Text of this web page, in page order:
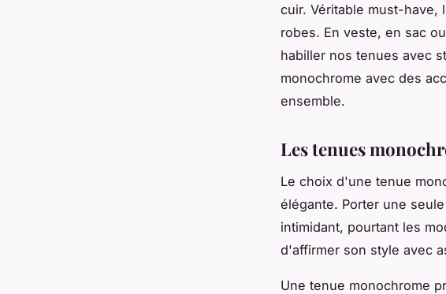
cuir. Véritable must-
robes. En veste, en sac
habiller nos tenues avec
monochrome avec des
ensemble.
Les tenues
Le choix d'une tenue
élégante. Porter une
intimidant, pourtant les
d'affirmer son style avec
Une tenue monochrome